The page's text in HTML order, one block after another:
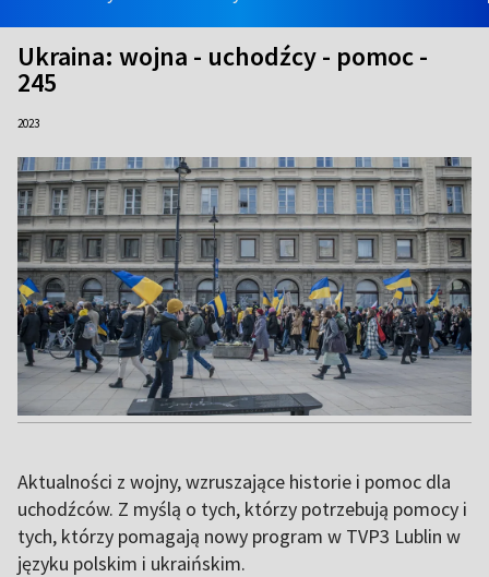
Ukraina: wojna - uchodźcy - pomoc -
245
2023
Aktualności z wojny, wzruszające historie i pomoc dla
uchodźców. Z myślą o tych, którzy potrzebują pomocy i
tych, którzy pomagają nowy program w TVP3 Lublin w
języku polskim i ukraińskim.